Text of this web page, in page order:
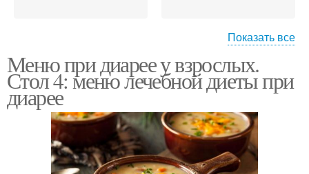
Диета при диарее Диета во время
Диеты во время
Показать все
Меню при диарее у взрослых.
Стол 4: меню лечебной диеты при
диарее